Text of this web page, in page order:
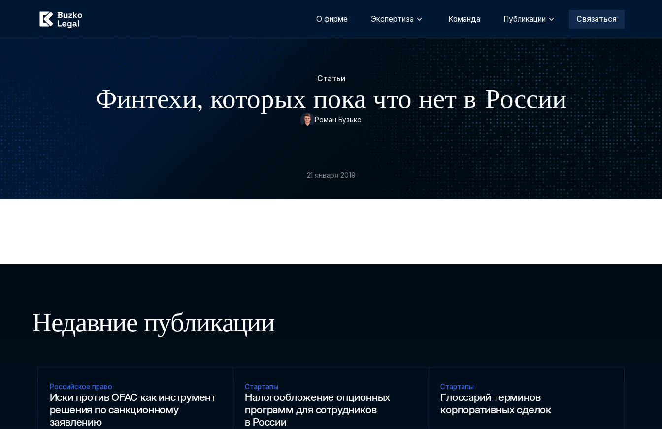
О фирме Экспертиза Команда Публикации Связаться
Статьи
Финтехи, которых пока что нет в России
Роман Бузько
21 января 2019
Недавние публикации
Российское право
Иски против OFAC как инструмент
решения по санкционному
заявлению
Стартапы
Налогообложение опционных
программ для сотрудников
в России
Стартапы
Глоссарий терминов
корпоративных сделок